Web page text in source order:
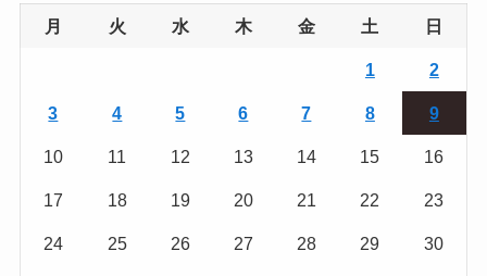
月 火 水 木 金 土 日
1 2
3 4 5 6 7 8 9
10 11 12 13 14 15 16
17 18 19 20 21 22 23
24 25 26 27 28 29 30